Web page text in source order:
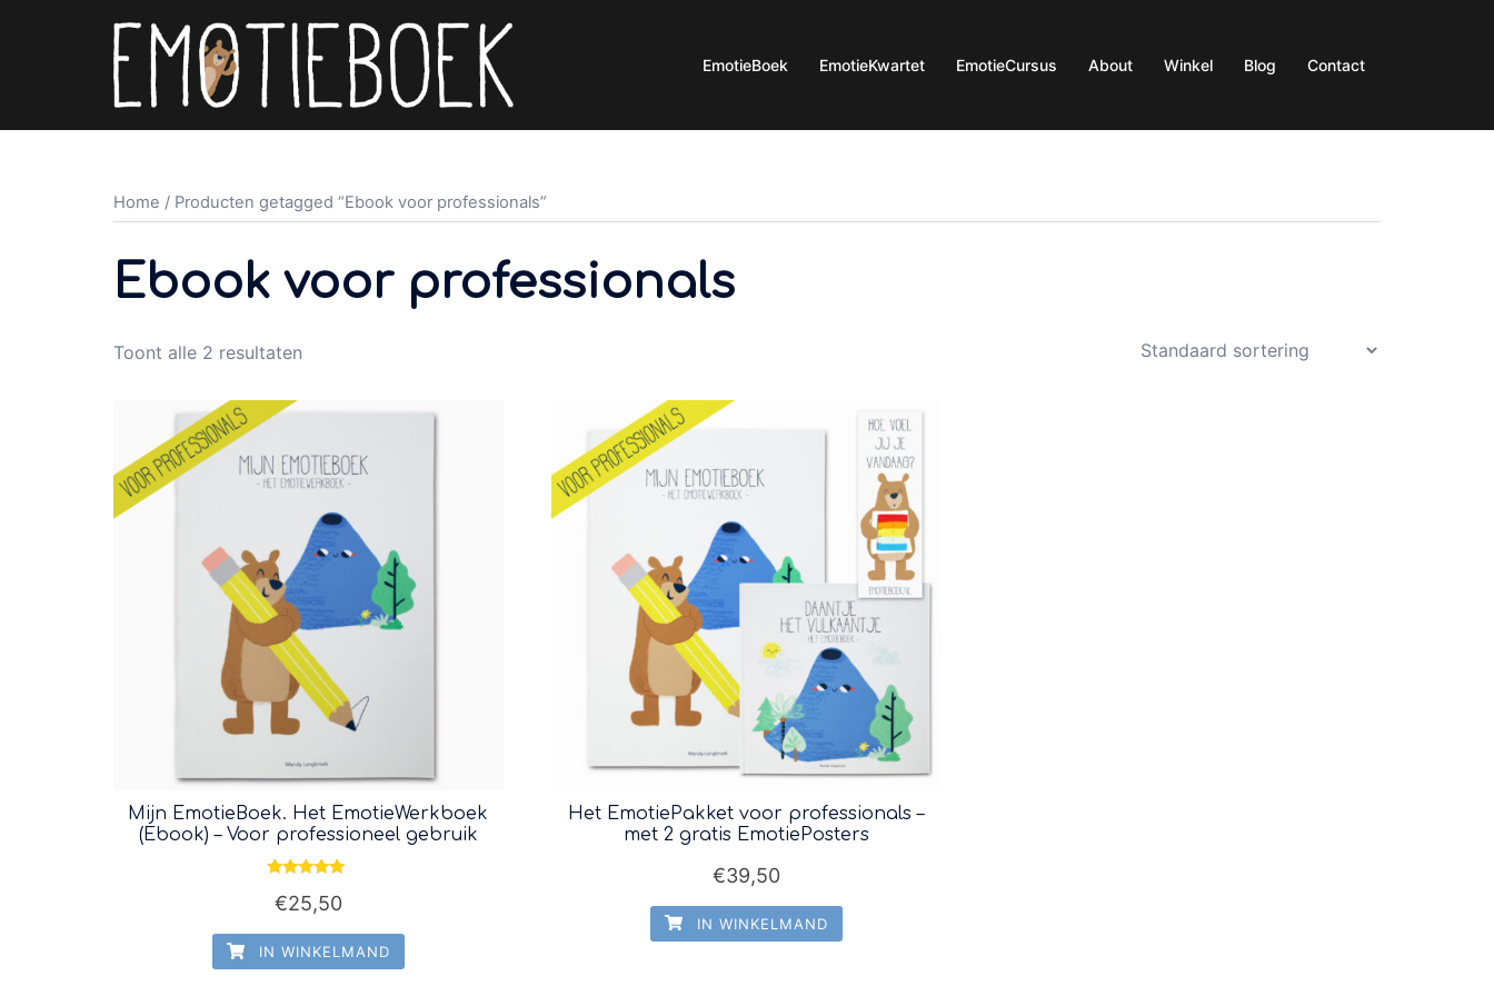
EmotieBoek EmotieKwartet EmotieCursus About Winkel Blog Contact
Home / Producten getagged “Ebook voor professionals”
Ebook voor professionals
Toont alle 2 resultaten
Mijn EmotieBoek. Het EmotieWerkboek
(Ebook) – Voor professioneel gebruik
5.00
uit 5
€25,50
IN WINKELMAND
Het EmotiePakket voor professionals –
met 2 gratis EmotiePosters
€39,50
IN WINKELMAND